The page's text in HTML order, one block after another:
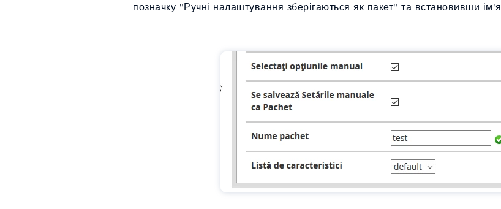
позначку "Ручні налаштування зберігаються як пакет" та встановивши ім'я